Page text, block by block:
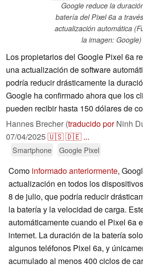
Google reduce la
batería del Pixel 6a a
actualización automática
la imagen: Google)
Los propietarios del Google Pixel 6a
una actualización de software
podría reducir drásticamente la
Google ha confirmado ahora que los
pueden recibir hasta 150 dólares de
Hannes Brecher (traducido porNinh
07/04/2025🇺🇸🇩🇪 ...
Smartphone Google Pixel
Como informado anteriormente,
actualización en todos los
8 de julio, que podría reducir
la batería y la velocidad de carga.
automáticamente cuando el Pixel 6a
internet. La duración de la batería
algunos teléfonos Pixel 6a, y
acumulado al menos 400 ciclos de